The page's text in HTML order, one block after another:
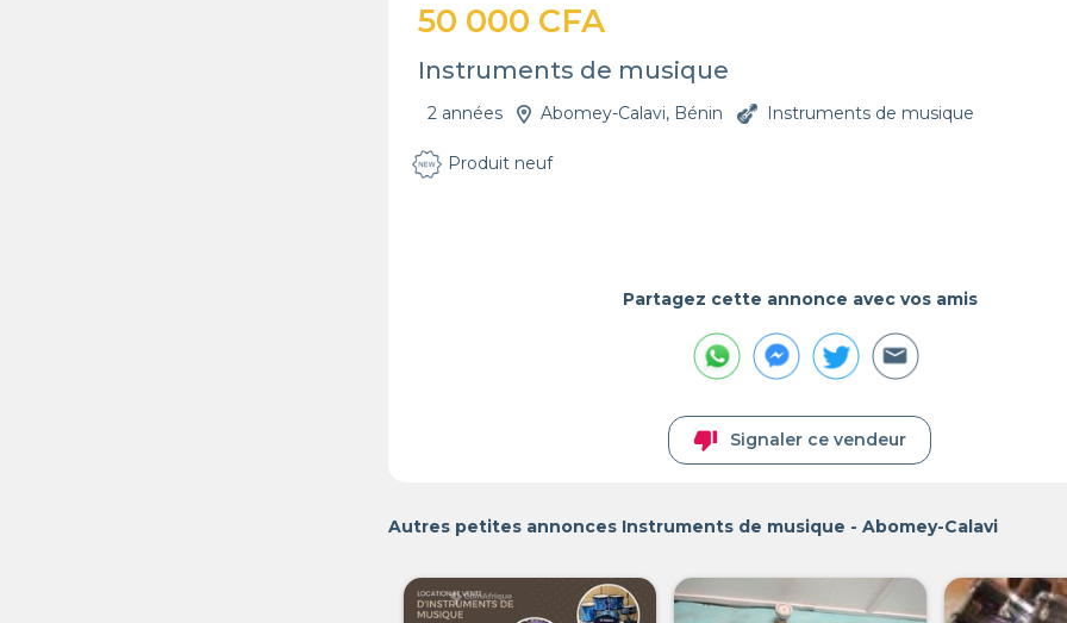
50 000 CFA
Instruments de musique
2 années Abomey-Calavi, Bénin Instruments de musique
Produit neuf
Partagez cette annonce avec vos amis
thumb_down Signaler ce vendeur
Autres petites annonces Instruments de musique - Abomey-Calavi